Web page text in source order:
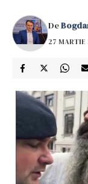
De
27 MARTIE